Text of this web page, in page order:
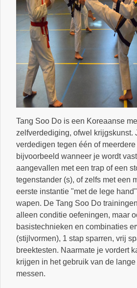
Tang Soo Do is een Koreaanse
zelfverdediging, ofwel krijgskunst.
verdedigen tegen één of
bijvoorbeeld wanneer je wordt
aangevallen met een trap of een
tegenstander (s), of zelfs met een
eerste instantie "met de lege
wapen. De Tang Soo Do
alleen conditie oefeningen, maar
basistechnieken en combinaties
(stijlvormen), 1 stap sparren, vrij
breektesten. Naarmate je vordert
krijgen in het gebruik van de
messen.